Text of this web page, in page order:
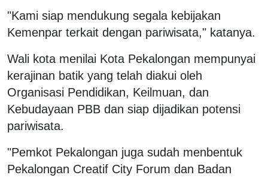
"Kami siap mendukung segala kebijakan
Kemenpar terkait dengan pariwisata," katanya.
Wali kota menilai Kota Pekalongan mempunyai
kerajinan batik yang telah diakui oleh
Organisasi Pendidikan, Keilmuan, dan
Kebudayaan PBB dan siap dijadikan potensi
pariwisata.
"Pemkot Pekalongan juga sudah menbentuk
Pekalongan Creatif City Forum dan Badan